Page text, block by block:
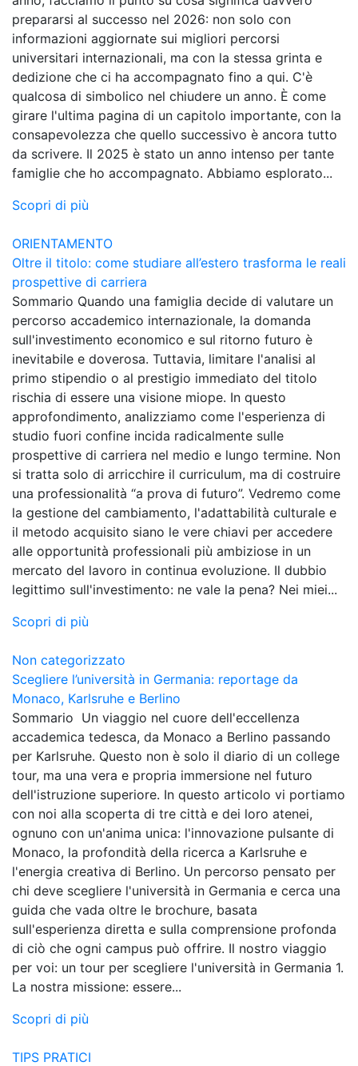
prepararsi al successo nel 2026: non solo con
informazioni aggiornate sui migliori percorsi
universitari internazionali, ma con la stessa grinta e
dedizione che ci ha accompagnato fino a qui. C'è
qualcosa di simbolico nel chiudere un anno. È come
girare l'ultima pagina di un capitolo importante, con la
consapevolezza che quello successivo è ancora tutto
da scrivere. Il 2025 è stato un anno intenso per tante
famiglie che ho accompagnato. Abbiamo esplorato...
Scopri di più
ORIENTAMENTO
Oltre il titolo: come studiare all’estero trasforma le reali
prospettive di carriera
Sommario Quando una famiglia decide di valutare un
percorso accademico internazionale, la domanda
sull'investimento economico e sul ritorno futuro è
inevitabile e doverosa. Tuttavia, limitare l'analisi al
primo stipendio o al prestigio immediato del titolo
rischia di essere una visione miope. In questo
approfondimento, analizziamo come l'esperienza di
studio fuori confine incida radicalmente sulle
prospettive di carriera nel medio e lungo termine. Non
si tratta solo di arricchire il curriculum, ma di costruire
una professionalità “a prova di futuro”. Vedremo come
la gestione del cambiamento, l'adattabilità culturale e
il metodo acquisito siano le vere chiavi per accedere
alle opportunità professionali più ambiziose in un
mercato del lavoro in continua evoluzione. Il dubbio
legittimo sull'investimento: ne vale la pena? Nei miei...
Scopri di più
Non categorizzato
Scegliere l’università in Germania: reportage da
Monaco, Karlsruhe e Berlino
Sommario Un viaggio nel cuore dell'eccellenza
accademica tedesca, da Monaco a Berlino passando
per Karlsruhe. Questo non è solo il diario di un college
tour, ma una vera e propria immersione nel futuro
dell'istruzione superiore. In questo articolo vi portiamo
con noi alla scoperta di tre città e dei loro atenei,
ognuno con un'anima unica: l'innovazione pulsante di
Monaco, la profondità della ricerca a Karlsruhe e
l'energia creativa di Berlino. Un percorso pensato per
chi deve scegliere l'università in Germania e cerca una
guida che vada oltre le brochure, basata
sull'esperienza diretta e sulla comprensione profonda
di ciò che ogni campus può offrire. Il nostro viaggio
per voi: un tour per scegliere l'università in Germania 1.
La nostra missione: essere...
Scopri di più
TIPS PRATICI